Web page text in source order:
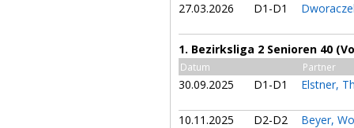
27.03.2026 D1-D1
1. Bezirksliga 2 Senioren 40
Datum Partner
30.09.2025 D1-D1 Elstner,
10.11.2025 D2-D2 Beyer,